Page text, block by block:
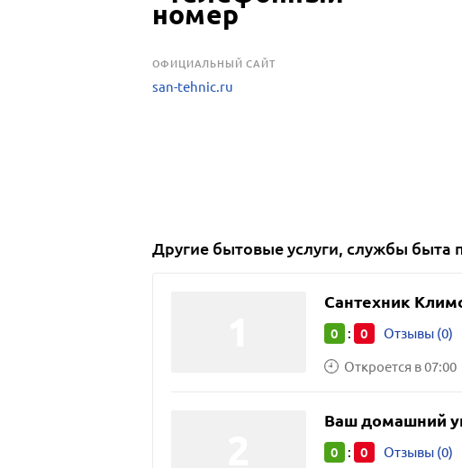
OФИЦИАЛЬНЫЙ САЙТ
san-tehnic.ru
Другие бытовые услуги, службы быта
Сантехник
0 : 0 Отзывы (0)
Откроется в 07:00
Ваш домашний
0 : 0 Отзывы (0)